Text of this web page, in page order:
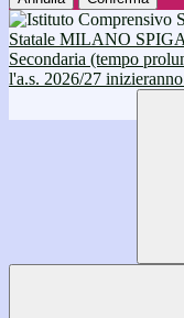
Statale MILANO SPIGA
Secondaria (tempo
l'a.s. 2026/27